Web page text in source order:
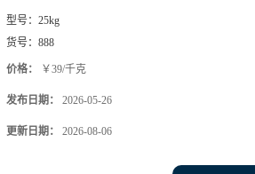
型号： 25kg
货号： 888
价格： ￥39/千克
发布日期： 2026-05-26
更新日期： 2026-08-06